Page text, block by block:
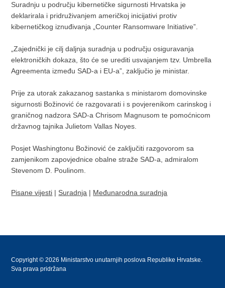
Suradnju u području kibernetičke sigurnosti Hrvatska je
deklarirala i pridruživanjem američkoj inicijativi protiv
kibernetičkog iznuđivanja „Counter Ransomware Initiative”.
„Zajednički je cilj daljnja suradnja u području osiguravanja
elektroničkih dokaza, što će se urediti usvajanjem tzv. Umbrella
Agreementa između SAD-a i EU-a”, zaključio je ministar.
Prije za utorak zakazanog sastanka s ministarom domovinske
sigurnosti Božinović će razgovarati i s povjerenikom carinskog i
graničnog nadzora SAD-a Chrisom Magnusom te pomoćnicom
državnog tajnika Julietom Vallas Noyes.
Posjet Washingtonu Božinović će zaključiti razgovorom sa
zamjenikom zapovjednice obalne straže SAD-a, admiralom
Stevenom D. Poulinom.
Pisane vijesti | Suradnja | Međunarodna suradnja
Copyright © 2026 Ministarstvo unutarnjih poslova Republike Hrvatske.
Sva prava pridržana